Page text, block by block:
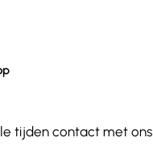
tijden contact met ons